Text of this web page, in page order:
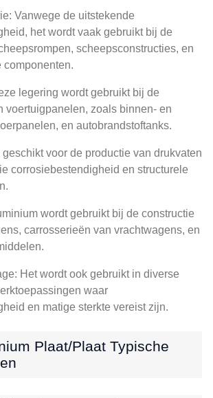
Vanwege de uitstekende
het wordt vaak gebruikt bij de
scheepsconstructies, en
componenten.
legering wordt gebruikt bij de
voertuigpanelen, zoals binnen- en
en autobrandstoftanks.
voor de productie van drukvaten
corrosiebestendigheid en structurele
wordt gebruikt bij de constructie
carrosserieën van vrachtwagens, en
Het wordt ook gebruikt in diverse
waar
en matige sterkte vereist zijn.
Plaat/plaat Typische